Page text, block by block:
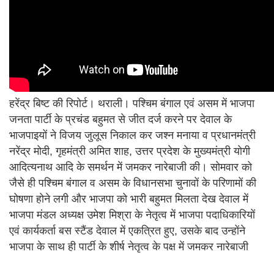
हरेंद्र बिष्ट की रिपोर्ट। थराली। पश्चिम बंगाल एवं असम में भाजपा
जनता पार्टी के प्रचंड बहुमत से जीत दर्ज करने पर देवाल के
भाजपाइयों ने विजय जुलूस निकाल कर जश्न मनाया व प्रधानमंत्री
नरेंद्र मोदी, गृहमंत्री अमित शाह, उत्तर प्रदेश के मुख्यमंत्री योगी
आदित्यनाथ आदि के समर्थन में जमकर नारेबाजी की। सोमवार को
जैसे ही पश्चिम बंगाल व असम के विधानसभा चुनावों के परिणामों की
घोषणा होने लगी और भाजपा को भारी बहुमत मिलता देख देवाल में
भाजपा मंडल अध्यक्ष उमेश मिश्रा के नेतृत्व में भाजपा पदाधिकारियों
एवं कार्यकर्ता बस स्टैंड देवाल में एकत्रित हुए, उसके बाद उन्होंने
भाजपा के साथ ही पार्टी के शीर्ष नेतृत्व के पक्ष में जमकर नारेबाजी